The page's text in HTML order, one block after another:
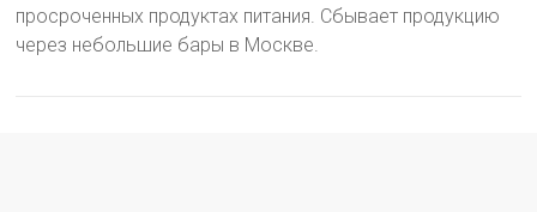
просроченных продуктах питания. Сбывает продукцию
через небольшие бары в Москве.